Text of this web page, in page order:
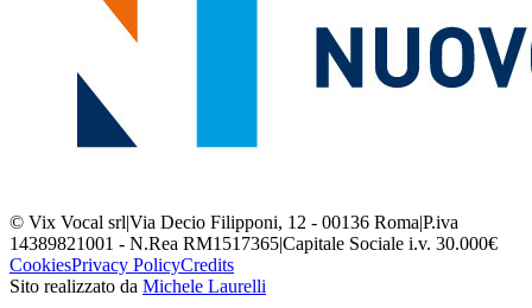
© Vix Vocal srl|Via Decio Filipponi, 12 - 00136 Roma|P.iva
14389821001 - N.Rea RM1517365|Capitale Sociale i.v. 30.000€
CookiesPrivacy PolicyCredits
Sito realizzato da Michele Laurelli